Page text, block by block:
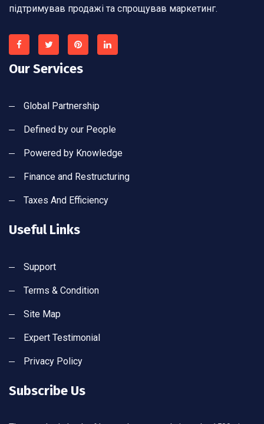
підтримував продажі та спрощував маркетинг.
Our Services
Global Partnership
Defined by our People
Powered by Knowledge
Finance and Restructuring
Taxes And Efficiency
Useful Links
Support
Terms & Condition
Site Map
Expert Testimonial
Privacy Policy
Subscribe Us